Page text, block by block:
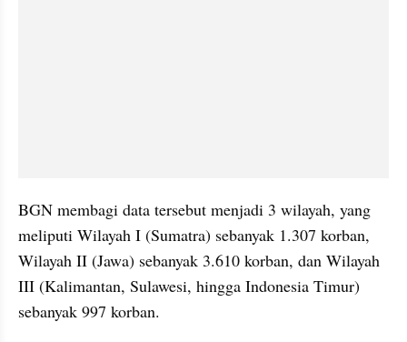
BGN membagi data tersebut menjadi 3 wilayah, yang
meliputi Wilayah I (Sumatra) sebanyak 1.307 korban,
Wilayah II (Jawa) sebanyak 3.610 korban, dan Wilayah
III (Kalimantan, Sulawesi, hingga Indonesia Timur)
sebanyak 997 korban.